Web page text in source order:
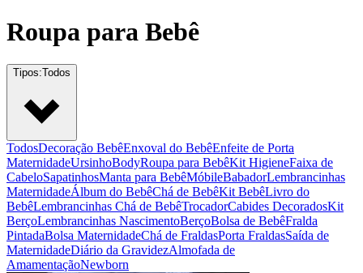
Roupa para Bebê
Tipos:Todos
TodosDecoração BebêEnxoval do BebêEnfeite de Porta
MaternidadeUrsinhoBodyRoupa para BebêKit HigieneFaixa de
CabeloSapatinhosManta para BebêMóbileBabadorLembrancinhas
MaternidadeÁlbum do BebêChá de BebêKit BebêLivro do
BebêLembrancinhas Chá de BebêTrocadorCabides DecoradosKit
BerçoLembrancinhas NascimentoBerçoBolsa de BebêFralda
PintadaBolsa MaternidadeChá de FraldasPorta FraldasSaída de
MaternidadeDiário da GravidezAlmofada de
AmamentaçãoNewborn